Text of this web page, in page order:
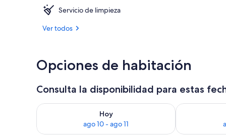
Servicio de limpieza
Ver todos
Opciones de habitación
Consulta la disponibilidad para estas
Hoy
ago 10 - ago 11
Consulta la disponibilidad para hoy ago 10 - ago 11
Consulta la